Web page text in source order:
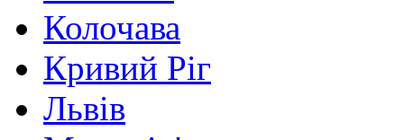
Колочава
Кривий Ріг
Львів